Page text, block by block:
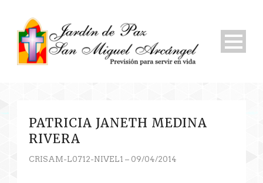
PATRICIA JANETH MEDINA
RIVERA
CRISAM-L0712-NIVEL1 – 09/04/2014